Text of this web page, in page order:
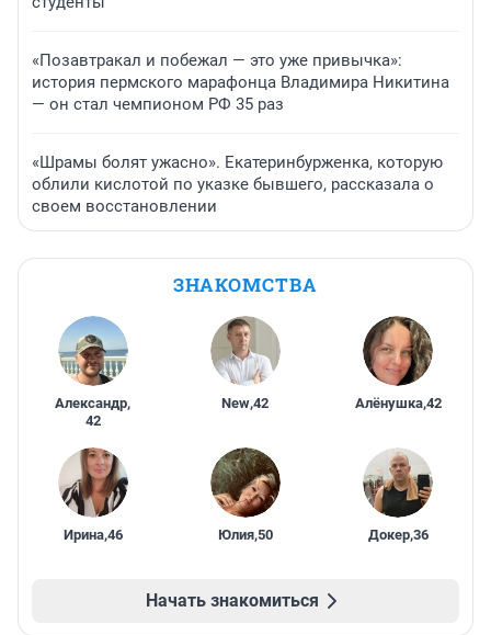
«Позавтракал и побежал — это уже привычка»:
история пермского марафонца Владимира Никитина
— он стал чемпионом РФ 35 раз
«Шрамы болят ужасно». Екатеринбурженка, которую
облили кислотой по указке бывшего, рассказала о
своем восстановлении
ЗНАКОМСТВА
Александр,
42
New,42 Алёнушка,42
Ирина,46 Юлия,50 Докер,36
Начать знакомиться